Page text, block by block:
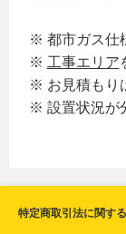
※ 都市ガス仕
※ 工事エリア
※ お見積もり
※ 設置状況が
特定商取引法に関す